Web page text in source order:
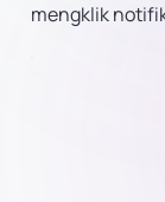
mengklik